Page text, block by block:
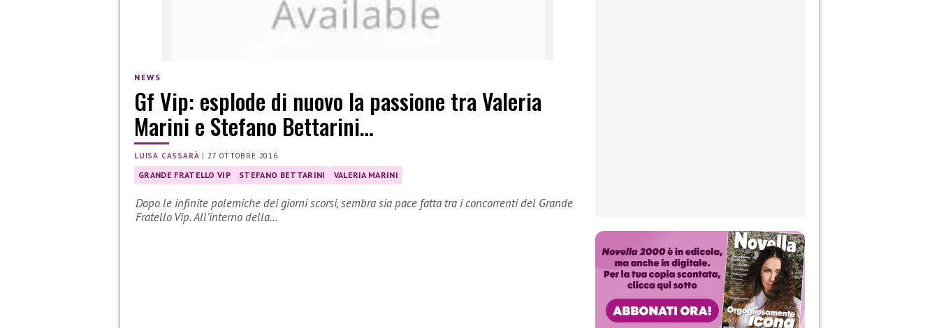
NEWS
Gf Vip: esplode di nuovo la passione tra Valeria
Marini e Stefano Bettarini…
LUISA CASSARÀ | 27 OTTOBRE 2016
GRANDE FRATELLO VIP STEFANO BETTARINI VALERIA MARINI
Dopo le infinite polemiche dei giorni scorsi, sembra sia pace fatta tra i concorrenti del Grande
Fratello Vip. All’interno della…